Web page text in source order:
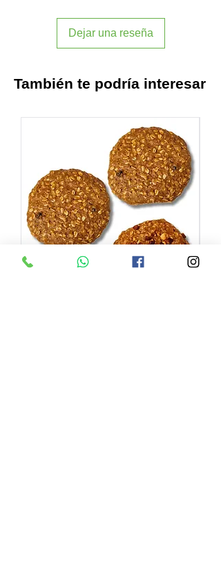
repostería donde se utilice su sustituto
lácteo en polvo.Dejar una reseña
También te podría interesar